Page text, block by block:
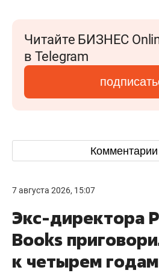
Читайте БИЗНЕС
в Telegram
Комментарии
7 августа 2026, 15:07
Экс-директора
Books
к четырем